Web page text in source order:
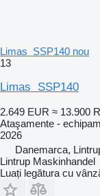
Limas SSP140 nou
13
Limas SSP140
2.649 EUR ≈ 13.900
Ataşamente -
2026
Danemarca,
Lintrup Maskinhandel
Luați legătura cu